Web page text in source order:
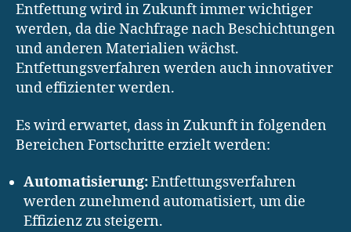
Entfettung wird in Zukunft immer wichtiger
werden, da die Nachfrage nach Beschichtungen
und anderen Materialien wächst.
Entfettungsverfahren werden auch innovativer
und effizienter werden.
Es wird erwartet, dass in Zukunft in folgenden
Bereichen Fortschritte erzielt werden:
Automatisierung:Entfettungsverfahren
werden zunehmend automatisiert, um die
Effizienz zu steigern.